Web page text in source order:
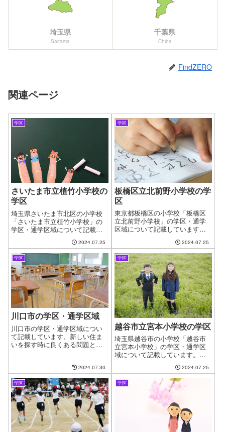
埼玉県
Saitama
千葉県
Chiba
FindZERO
関連ページ
学区
さいたま市立植竹小学校の
学区
埼玉県さいたま市北区の小学校
「さいたま市立植竹小学校」の
学区・通学区域について記載し
時に良くある問題として、お子
様の通う学校の問題がありま
す。やっと見つけたお気に入り
の物件も学校が変わってしまう
からと断念するケースもござい
ます。ファインドゼロではお客
様が簡単に、学区・通学区域を
指定して物件探しができるよう
にページを作成しました。
2024.07.25
学区
板橋区立北前野小学校の学
区
東京都板橋区の小学校「板橋区
立北前野小学校」の学区・通学
区域について記載しています。
る問題として、お子様の通う学
校の問題があります。やっと見
つけたお気に入りの物件も学校
が変わってしまうからと断念す
るケースがございます。ファイ
ンドゼロではお客様が簡単に、
学区・通学区域を指定して物件
探しができるように学区につい
てのページを作成しています。
2024.07.25
学区
川口市の学区・通学区域
川口市の学区・通学区域につい
て記載しています。新しい住ま
いを探す時に良くある問題とし
に入りの物件も学校が変わって
しまうからと断念するケースが
ございます。お客様が簡単に、
学区・通学区域を...
2024.07.30
学区
越谷市立宮本小学校の学区
埼玉県越谷市の小学校「越谷市
立宮本小学校」の学区・通学区
域について記載しています。新
しい住まいを探す時に良くある
問題として、お子様の通う学校
の問題があります。やっと見つ
けたお気に入りの物件も学校が
変わってしまうからと断念する
ケースもございます。ファイン
ドゼロではお客様が簡単に、学
区・通学区域を指定して物件探
しができるようにページを作成
2024.07.25
学区 学区